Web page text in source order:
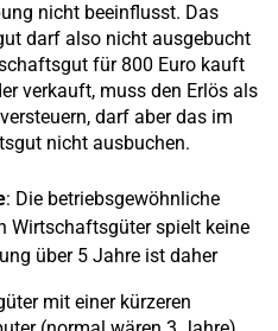
nicht beeinflusst. Das
darf also nicht ausgebucht
für 800 Euro kauft
verkauft, muss den Erlös als
darf aber das im
nicht ausbuchen.
: Die betriebsgewöhnliche
Wirtschaftsgüter spielt keine
über 5 Jahre ist daher
mit einer kürzeren